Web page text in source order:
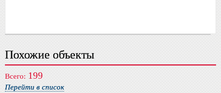
Похожие объекты
Всего: 199
Перейти в список